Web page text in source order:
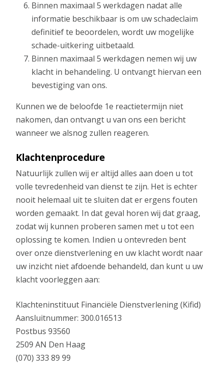
Binnen maximaal 5 werkdagen nadat alle
informatie beschikbaar is om uw schadeclaim
definitief te beoordelen, wordt uw mogelijke
schade-uitkering uitbetaald.
Binnen maximaal 5 werkdagen nemen wij uw
klacht in behandeling. U ontvangt hiervan een
bevestiging van ons.
Kunnen we de beloofde 1e reactietermijn niet
nakomen, dan ontvangt u van ons een bericht
wanneer we alsnog zullen reageren.
Klachtenprocedure
Natuurlijk zullen wij er altijd alles aan doen u tot
volle tevredenheid van dienst te zijn. Het is echter
nooit helemaal uit te sluiten dat er ergens fouten
worden gemaakt. In dat geval horen wij dat graag,
zodat wij kunnen proberen samen met u tot een
oplossing te komen. Indien u ontevreden bent
over onze dienstverlening en uw klacht wordt naar
uw inzicht niet afdoende behandeld, dan kunt u uw
klacht voorleggen aan:
Klachteninstituut Financiële Dienstverlening (Kifid)
Aansluitnummer: 300.016513
Postbus 93560
2509 AN Den Haag
(070) 333 89 99